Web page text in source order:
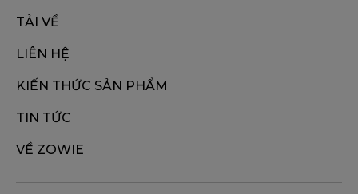
TẢI VỀ
LIÊN HỆ
KIẾN THỨC SẢN PHẨM
TIN TỨC
VỀ ZOWIE